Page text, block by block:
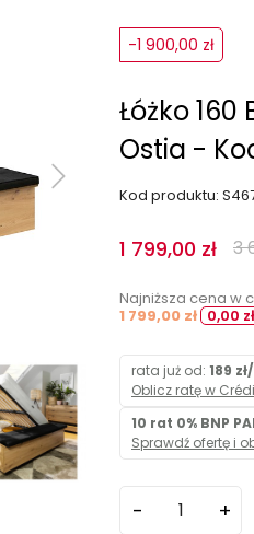
-1 900,00 zł
Łóżko
Ostia -
Kod produktu:
1 799,00 zł 3
Najniższa cena w
1 799,00 zł 0,00 zł
rata już od: 189
Oblicz ratę w
10 rat 0% BNP
Sprawdź ofertę i